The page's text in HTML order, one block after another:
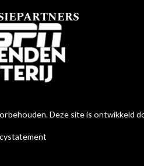
Deze site is ontwikkeld